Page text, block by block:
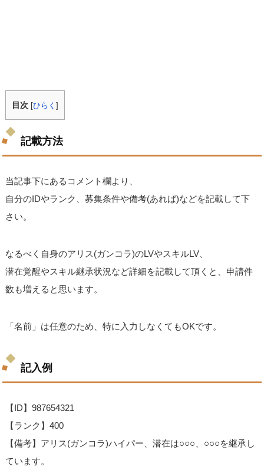
目次 [ひらく]
記載方法
当記事下にあるコメント欄より、
自分のIDやランク、募集条件や備考(あれば)などを記載して下
さい。
なるべく自身のアリス(ガンコラ)のLVやスキルLV、
潜在覚醒やスキル継承状況など詳細を記載して頂くと、申請件
数も増えると思います。
「名前」は任意のため、特に入力しなくてもOKです。
記入例
【ID】987654321
【ランク】400
【備考】アリス(ガンコラ)ハイパー、潜在は○○○、○○○を継承し
ています。